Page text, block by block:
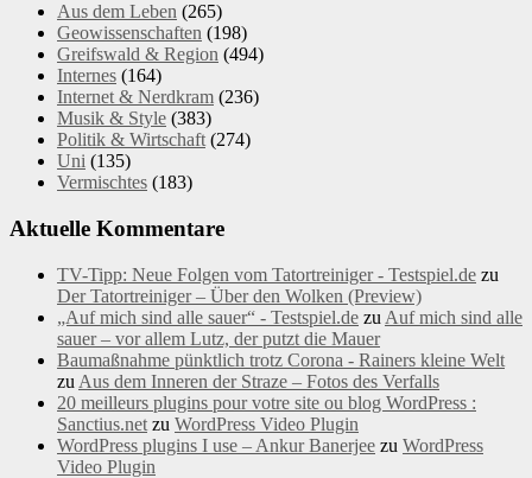
Aus dem Leben (265)
Geowissenschaften (198)
Greifswald & Region (494)
Internes (164)
Internet & Nerdkram (236)
Musik & Style (383)
Politik & Wirtschaft (274)
Uni (135)
Vermischtes (183)
Aktuelle Kommentare
TV-Tipp: Neue Folgen vom Tatortreiniger - Testspiel.de zu
Der Tatortreiniger – Über den Wolken (Preview)
„Auf mich sind alle sauer“ - Testspiel.de zu Auf mich sind alle
sauer – vor allem Lutz, der putzt die Mauer
Baumaßnahme pünktlich trotz Corona - Rainers kleine Welt
zu Aus dem Inneren der Straze – Fotos des Verfalls
20 meilleurs plugins pour votre site ou blog WordPress :
Sanctius.net zu WordPress Video Plugin
WordPress plugins I use – Ankur Banerjee zu WordPress
Video Plugin